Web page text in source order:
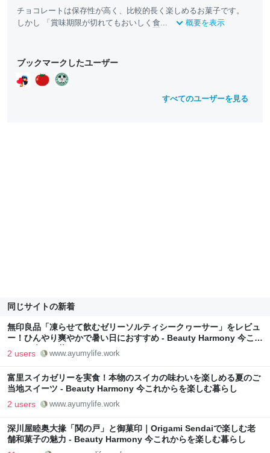
チョコレートは保存性が高く、比較的長く楽しめるお菓子です。
しかし 「賞味期限が切れてもおいしく 食... 概要を表示
ブックマークしたユーザー
すべてのユーザーを見る
同じサイトの新着
無印良品「凍らせて飲むゼリーソルティシークヮーサー」をレビュ
ー！ひんやり爽やかで暑い日におすすめ - Beauty Harmony 今これ
からを楽しむ暮らし
2 users www.ayumylife.work
富里スイカゼリーを実食！本物のスイカの味わいを楽しめる夏のご
当地スイーツ - Beauty Harmony 今これからを楽しむ暮らし
2 users www.ayumylife.work
深川屋睦奥大掾「関の戸」と御菓印｜Origami Sendaiで楽しむ老
舗和菓子の魅力 - Beauty Harmony 今これからを楽しむ暮らし